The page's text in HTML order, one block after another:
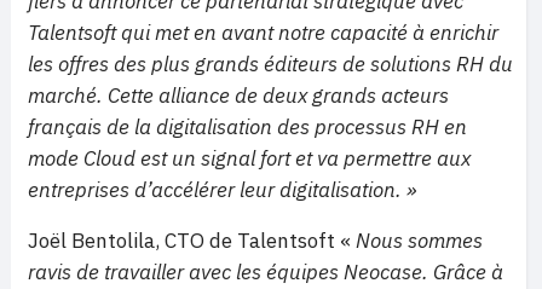
Talentsoft qui met en avant notre capacité à enrichir
les offres des plus grands éditeurs de solutions RH du
marché. Cette alliance de deux grands acteurs
français de la digitalisation des processus RH en
mode Cloud est un signal fort et va permettre aux
entreprises d’accélérer leur digitalisation. »
Joël Bentolila, CTO de Talentsoft « Nous sommes
ravis de travailler avec les équipes Neocase. Grâce à